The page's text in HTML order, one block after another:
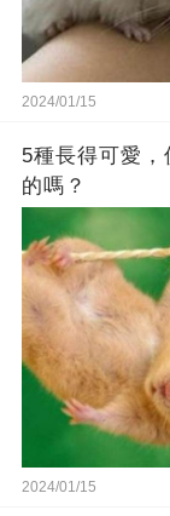
2024/01/15
5種長得可愛
的嗎？
2024/01/15